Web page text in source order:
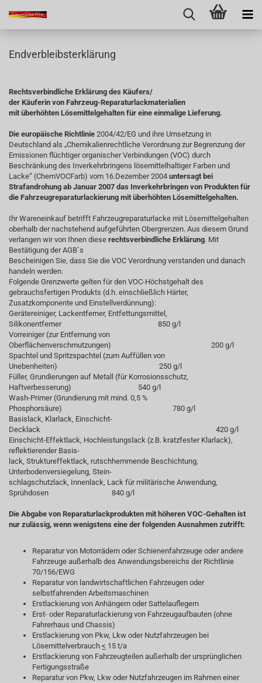
Endverbleibsterklärung
Rechtsverbindliche Erklärung des Käufers/
der Käuferin von Fahrzeug-Reparaturlackmaterialien
mit überhöhten Lösemittelgehalten für eine einmalige Lieferung.
Die europäische Richtlinie 2004/42/EG und ihre Umsetzung in
Deutschland als „Chemikalienrechtliche Verordnung zur Begrenzung der
Emissionen flüchtiger organischer Verbindungen (VOC) durch
Beschränkung des Inverkehrbringens lösemittelhaltiger Farben und
Lacke“ (ChemVOCFarb) vom 16.Dezember 2004 untersagt bei
Strafandrohung ab Januar 2007 das Inverkehrbringen von Produkten für
die Fahrzeugreparaturlackierung mit überhöhten Lösemittelgehalten.
Ihr Wareneinkauf betrifft Fahrzeugreparaturlacke mit Lösemittelgehalten
oberhalb der nachstehend aufgeführten Obergrenzen. Aus diesem Grund
verlangen wir von Ihnen diese rechtsverbindliche Erklärung. Mit
Bestätigung der AGB`s
Bescheinigen Sie, dass Sie die VOC Verordnung verstanden und danach
handeln werden.
Folgende Grenzwerte gelten für den VOC-Höchstgehalt des
gebrauchsfertigen Produkts (d.h. einschließlich Härter,
Zusatzkomponente und Einstellverdünnung):
Gerätereiniger, Lackentferner, Entfettungsmittel,
Silikonentferner 850 g/l
Vorreiniger (zur Entfernung von
Oberflächenverschmutzungen) 200 g/l
Spachtel und Spritzspachtel (zum Auffüllen von
Unebenheiten) 250 g/l
Füller, Grundierungen auf Metall (für Korrosionsschutz,
Haftverbesserung) 540 g/l
Wash-Primer (Grundierung mit mind. 0,5 %
Phosphorsäure) 780 g/l
Basislack, Klarlack, Einschicht-
Decklack 420 g/l
Einschicht-Effektlack, Hochleistungslack (z.B. kratzfester Klarlack),
reflektierender Basis-
lack, Struktureffektlack, rutschhemmende Beschichtung,
Unterbodenversiegelung, Stein-
schlagschutzlack, Innenlack, Lack für militärische Anwendung,
Sprühdosen 840 g/l
Die Abgabe von Reparaturlackprodukten mit höheren VOC-Gehalten ist
nur zulässig, wenn wenigstens eine der folgenden Ausnahmen zutrifft:
Reparatur von Motorrädern oder Schienenfahrzeuge oder andere
Fahrzeuge außerhalb des Anwendungsbereichs der Richtlinie
70/156/EWG
Reparatur von landwirtschaftlichen Fahrzeugen oder
selbstfahrenden Arbeitsmaschinen
Erstlackierung von Anhängern oder Sattelauflegern
Erst- oder Reparaturlackierung von Fahrzeugaufbauten (ohne
Fahrerhaus und Chassis)
Erstlackierung von Pkw, Lkw oder Nutzfahrzeugen bei
Lösemittelverbrauch < 15 t/a
Erstlackierung von Fahrzeugteilen außerhalb der ursprünglichen
Fertigungsstraße
Reparatur von Pkw, Lkw oder Nutzfahrzeugen im Rahmen einer